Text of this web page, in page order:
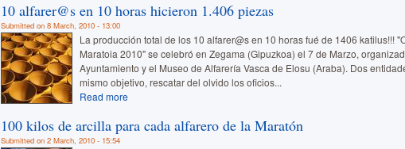
10 alfarer@s en 10 horas hicieron 1.406 piezas
Submitted on 8 March, 2010 - 13:00
La producción total de los 10 alfarer@s en 10 horas fué de 1406 katilus!!!
Maratoia 2010" se celebró en Zegama (Gipuzkoa) el 7 de Marzo,
Ayuntamiento y el Museo de Alfarería Vasca de Elosu (Araba). Dos
mismo objetivo, rescatar del olvido los oficios...
Read more
100 kilos de arcilla para cada alfarero de la Maratón
Submitted on 2 March, 2010 - 15:54